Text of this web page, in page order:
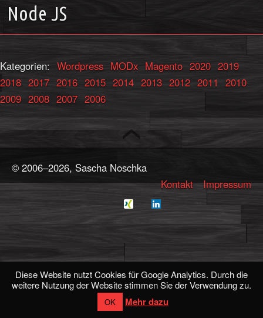
Node JS
Kategorien: Wordpress MODx Magento 2020 2019
2018 2017 2016 2015 2014 2013 2012 2011
2010
2009 2008 2007 2006
© 2006–2026, Sascha Noschka
Kontakt
Impressum
Diese Website nutzt Cookies für Google Analytics. Durch die
weitere Nutzung der Website stimmen Sie der Verwendung zu.
OK Mehr dazu